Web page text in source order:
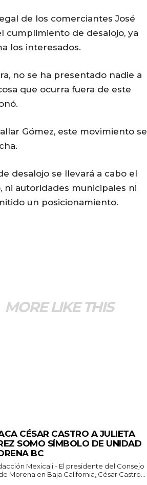
de los comerciantes José
cumplimiento de desalojo, ya
los interesados.
no se ha presentado nadie a
que ocurra fuera de este
Gómez, este movimiento se
desalojo se llevará a cabo el
ni autoridades municipales ni
un posicionamiento.
MORE LIKE THIS
CÉSAR CASTRO A JULIETA
SOMO SÍMBOLO DE UNIDAD
BC
presidente del Consejo
Morena en Baja California, César Castro...